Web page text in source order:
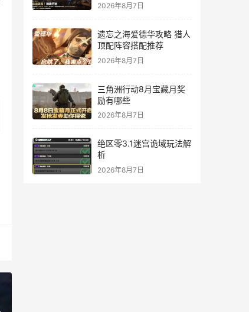
2026年8月7日
遗忘之海爱德华攻略 猎人
顶配阵容搭配推荐
2026年8月7日
三角洲行动8月宝藏月奖
励有哪些
2026年8月7日
绝区零3.1迷宫诡域玩法解
析
2026年8月7日